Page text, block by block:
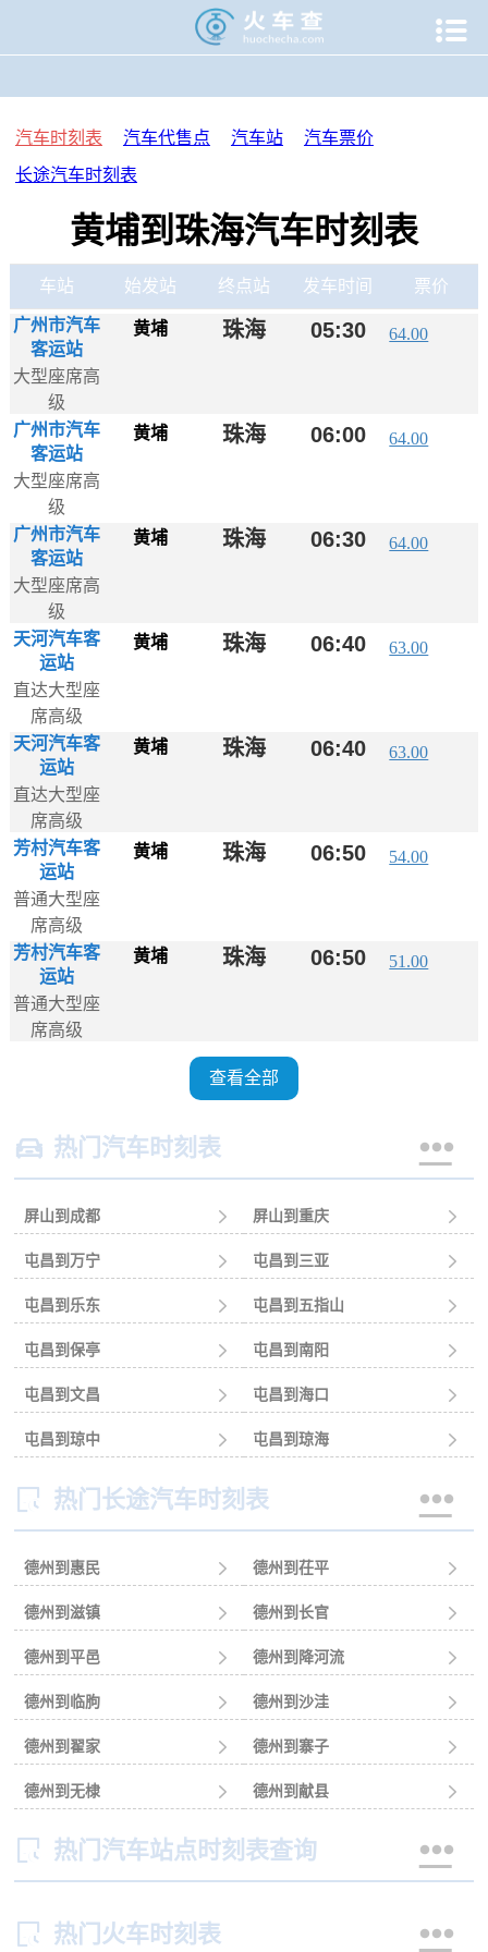

汽车时刻表 汽车代售点 汽车站
汽车票价
长途汽车时刻表
黄埔到珠海汽车时刻表
车站 始发站 终点站 发车时间 票价
广州市汽车
客运站
大型座席高
级
黄埔 珠海 05:30 64.00
广州市汽车
客运站
大型座席高
级
黄埔 珠海 06:00 64.00
广州市汽车
客运站
大型座席高
级
黄埔 珠海 06:30 64.00
天河汽车客
运站
直达大型座
席高级
黄埔 珠海 06:40 63.00
天河汽车客
运站
直达大型座
席高级
黄埔 珠海 06:40 63.00
芳村汽车客
运站
普通大型座
席高级
黄埔 珠海 06:50 54.00
芳村汽车客
运站
普通大型座
席高级
黄埔 珠海 06:50 51.00
查看全部
 热门汽车时刻表 
屏山到成都  屏山到重庆 
屯昌到万宁  屯昌到三亚 
屯昌到乐东  屯昌到五指山 
屯昌到保亭  屯昌到南阳 
屯昌到文昌  屯昌到海口 
屯昌到琼中  屯昌到琼海 
 热门长途汽车时刻表 
德州到惠民  德州到茌平 
德州到滋镇  德州到长官 
德州到平邑  德州到降河流 
德州到临朐  德州到沙洼 
德州到翟家  德州到寨子 
德州到无棣  德州到献县 
 热门汽车站点时刻表查询 
 热门火车时刻表 